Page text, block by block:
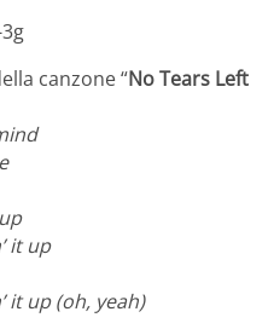
canzone “No Tears Left
it up
it up (oh, yeah)